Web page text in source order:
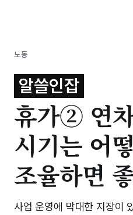
노동
알쓸인잡
휴가② 연
시기는 어
조율하면
사업 운영에 막대한 지장이